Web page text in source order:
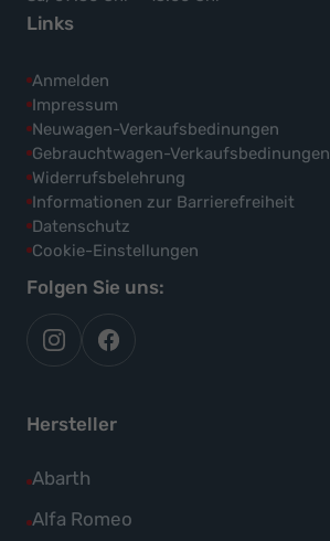
Links
Anmelden
Impressum
Neuwagen-Verkaufsbedinungen
Gebrauchtwagen-Verkaufsbedinungen
Widerrufsbelehrung
Informationen zur Barrierefreiheit
Datenschutz
Cookie-Einstellungen
Folgen Sie uns:
autoflex
auf
autoflex24
auf
Hersteller
Abarth
Alle
Fahrzeuge
Alfa Romeo
Alle